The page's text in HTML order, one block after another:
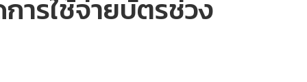
ารใช้จ่ายบัตรช่วง